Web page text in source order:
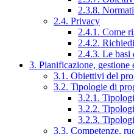
2.3.8.
2.4. Privacy
2.4.1. Come
2.4.2.
2.4.3. Le
3. Pianificazione, gestione
3.1. Obiettivi del
3.2. Tipologie di
3.2.1.
3.2.2.
3.2.3.
3.3. Competenze,